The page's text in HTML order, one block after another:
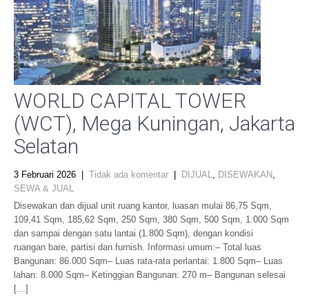
WORLD CAPITAL TOWER
(WCT), Mega Kuningan, Jakarta
Selatan
3 Februari 2026 Tidak ada komentar DIJUAL, DISEWAKAN,
SEWA & JUAL
Disewakan dan dijual unit ruang kantor, luasan mulai 86,75 Sqm,
109,41 Sqm, 185,62 Sqm, 250 Sqm, 380 Sqm, 500 Sqm, 1.000 Sqm
dan sampai dengan satu lantai (1.800 Sqm), dengan kondisi
ruangan bare, partisi dan furnish. Informasi umum:– Total luas
Bangunan: 86.000 Sqm– Luas rata-rata perlantai: 1.800 Sqm– Luas
lahan: 8.000 Sqm– Ketinggian Bangunan: 270 m– Bangunan selesai
[…]